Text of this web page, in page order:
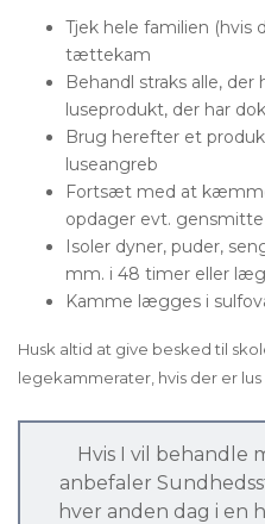
Tjek hele familien (hvis
tættekam
Behandl straks alle,
luseprodukt, der har
Brug herefter et
luseangreb
Fortsæt med at
opdager evt.
Isoler dyner, puder,
mm. i 48 timer eller
Kamme lægges i
Husk altid at give besked til
legekammerater, hvis der er lus
Hvis I vil behandle
anbefaler
hver anden dag i en